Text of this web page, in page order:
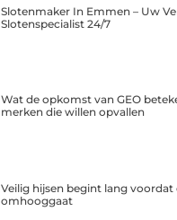
Slotenmaker In Emmen – Uw
Slotenspecialist 24/7
Wat de opkomst van GEO
merken die willen opvallen
Veilig hijsen begint lang voordat
omhooggaat